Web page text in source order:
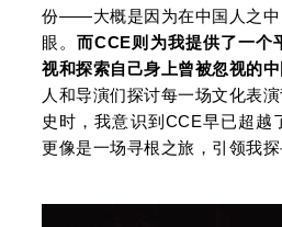
份——大概是因为在中国人之中
眼。而CCE则为我提供了一个
视和探索自己身上曾被忽视的中
人和导演们探讨每一场文化表
史时，我意识到CCE早已超越
更像是一场寻根之旅，引领我探